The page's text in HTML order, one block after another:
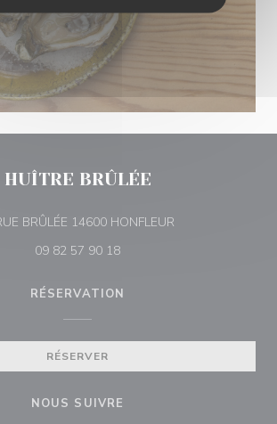
HUÎTRE BRÛLÉE
BRÛLÉE 14600 HONFLEUR((ouvre une
09 82 57 90 18
RÉSERVATION
RÉSERVER
NOUS SUIVRE